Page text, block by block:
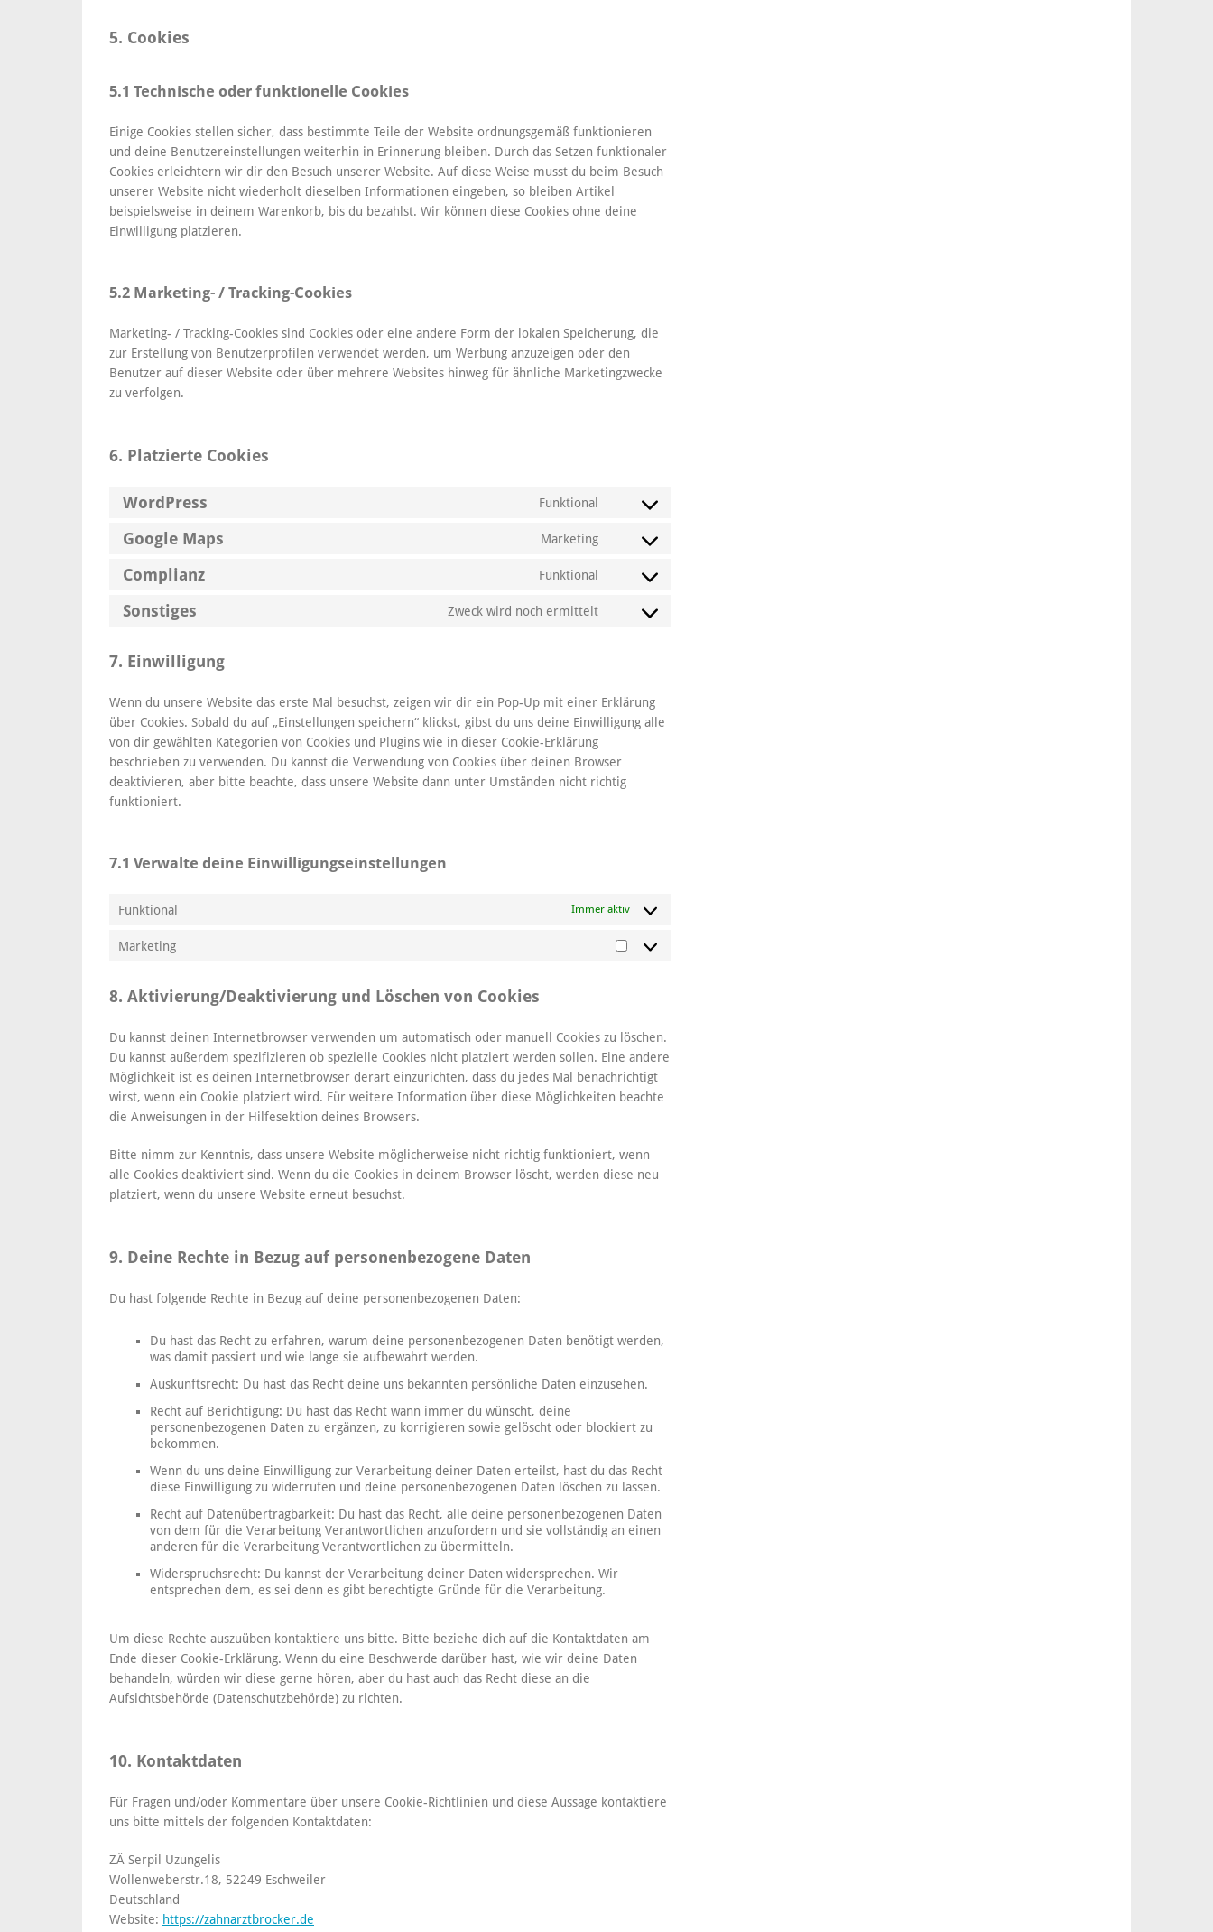
5. Cookies
5.1 Technische oder funktionelle Cookies
Einige Cookies stellen sicher, dass bestimmte Teile der Website ordnungsgemäß funktionieren
und deine Benutzereinstellungen weiterhin in Erinnerung bleiben. Durch das Setzen funktionaler
Cookies erleichtern wir dir den Besuch unserer Website. Auf diese Weise musst du beim Besuch
unserer Website nicht wiederholt dieselben Informationen eingeben, so bleiben Artikel
beispielsweise in deinem Warenkorb, bis du bezahlst. Wir können diese Cookies ohne deine
Einwilligung platzieren.
5.2 Marketing- / Tracking-Cookies
Marketing- / Tracking-Cookies sind Cookies oder eine andere Form der lokalen Speicherung, die
zur Erstellung von Benutzerprofilen verwendet werden, um Werbung anzuzeigen oder den
Benutzer auf dieser Website oder über mehrere Websites hinweg für ähnliche Marketingzwecke
zu verfolgen.
6. Platzierte Cookies
WordPress Funktional
Consent
service
wordpress
Google Maps Marketing
Consent
service
google-
Complianz Funktional
Consent
service
Sonstiges Zweck wird noch ermittelt
Consent
7. Einwilligung
Wenn du unsere Website das erste Mal besuchst, zeigen wir dir ein Pop-Up mit einer Erklärung
über Cookies. Sobald du auf „Einstellungen speichern“ klickst, gibst du uns deine Einwilligung alle
von dir gewählten Kategorien von Cookies und Plugins wie in dieser Cookie-Erklärung
beschrieben zu verwenden. Du kannst die Verwendung von Cookies über deinen Browser
deaktivieren, aber bitte beachte, dass unsere Website dann unter Umständen nicht richtig
funktioniert.
7.1 Verwalte deine Einwilligungseinstellungen
Funktional Immer aktiv
Marketing
Marketing
8. Aktivierung/Deaktivierung und Löschen von Cookies
Du kannst deinen Internetbrowser verwenden um automatisch oder manuell Cookies zu löschen.
Du kannst außerdem spezifizieren ob spezielle Cookies nicht platziert werden sollen. Eine andere
Möglichkeit ist es deinen Internetbrowser derart einzurichten, dass du jedes Mal benachrichtigt
wirst, wenn ein Cookie platziert wird. Für weitere Information über diese Möglichkeiten beachte
die Anweisungen in der Hilfesektion deines Browsers.
Bitte nimm zur Kenntnis, dass unsere Website möglicherweise nicht richtig funktioniert, wenn
alle Cookies deaktiviert sind. Wenn du die Cookies in deinem Browser löscht, werden diese neu
platziert, wenn du unsere Website erneut besuchst.
9. Deine Rechte in Bezug auf personenbezogene Daten
Du hast folgende Rechte in Bezug auf deine personenbezogenen Daten:
Du hast das Recht zu erfahren, warum deine personenbezogenen Daten benötigt werden,
was damit passiert und wie lange sie aufbewahrt werden.
Auskunftsrecht: Du hast das Recht deine uns bekannten persönliche Daten einzusehen.
Recht auf Berichtigung: Du hast das Recht wann immer du wünscht, deine
personenbezogenen Daten zu ergänzen, zu korrigieren sowie gelöscht oder blockiert zu
bekommen.
Wenn du uns deine Einwilligung zur Verarbeitung deiner Daten erteilst, hast du das Recht
diese Einwilligung zu widerrufen und deine personenbezogenen Daten löschen zu lassen.
Recht auf Datenübertragbarkeit: Du hast das Recht, alle deine personenbezogenen Daten
von dem für die Verarbeitung Verantwortlichen anzufordern und sie vollständig an einen
anderen für die Verarbeitung Verantwortlichen zu übermitteln.
Widerspruchsrecht: Du kannst der Verarbeitung deiner Daten widersprechen. Wir
entsprechen dem, es sei denn es gibt berechtigte Gründe für die Verarbeitung.
Um diese Rechte auszuüben kontaktiere uns bitte. Bitte beziehe dich auf die Kontaktdaten am
Ende dieser Cookie-Erklärung. Wenn du eine Beschwerde darüber hast, wie wir deine Daten
behandeln, würden wir diese gerne hören, aber du hast auch das Recht diese an die
Aufsichtsbehörde (Datenschutzbehörde) zu richten.
10. Kontaktdaten
Für Fragen und/oder Kommentare über unsere Cookie-Richtlinien und diese Aussage kontaktiere
uns bitte mittels der folgenden Kontaktdaten:
ZÄ Serpil Uzungelis
Wollenweberstr.18, 52249 Eschweiler
Deutschland
Website: https://zahnarztbrocker.de